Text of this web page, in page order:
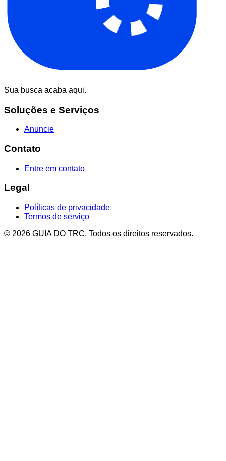
Sua busca acaba aqui.
Soluções e Serviços
Anuncie
Contato
Entre em contato
Legal
Políticas de privacidade
Termos de serviço
© 2026 GUIA DO TRC. Todos os direitos reservados.